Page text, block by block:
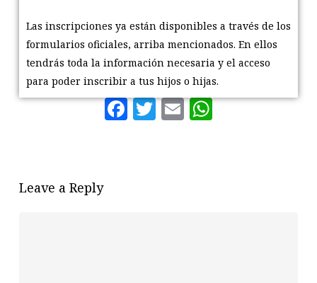
Las inscripciones ya están disponibles a través de los
formularios oficiales, arriba mencionados. En ellos
tendrás toda la información necesaria y el acceso
para poder inscribir a tus hijos o hijas.
Facebook
Twitter
Email
Leave a Reply